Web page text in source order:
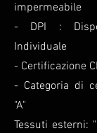
impermeabile
- DPI :
Individuale
- Certificazione
- Categoria di
"A"
Tessuti esterni: